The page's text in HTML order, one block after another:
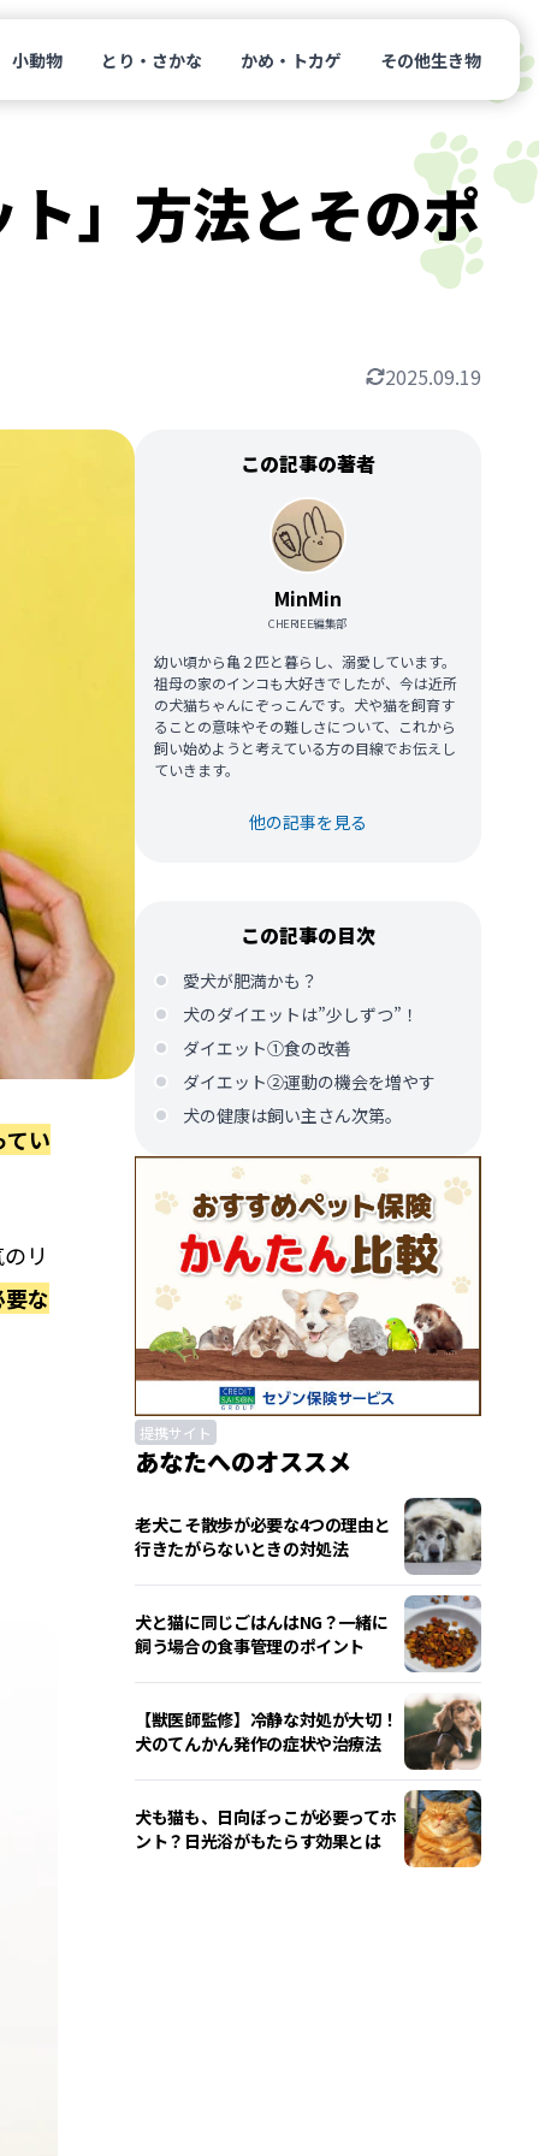
小動物 とり・さかな かめ・トカゲ その他生き物
」方法とそのポ
2025.09.19
てい
リ
な
この記事の著者
MinMin
CHERIEE編集部
幼い頃から亀２匹と暮らし、溺愛しています。
祖母の家のインコも大好きでしたが、今は近所
の犬猫ちゃんにぞっこんです。犬や猫を飼育す
ることの意味やその難しさについて、これから
飼い始めようと考えている方の目線でお伝えし
ていきます。
他の記事を見る
この記事の目次
愛犬が肥満かも？
犬のダイエットは”少しずつ”！
ダイエット①食の改善
ダイエット②運動の機会を増やす
犬の健康は飼い主さん次第。
提携サイト
あなたへのオススメ
老犬こそ散歩が必要な4つの理由と
行きたがらないときの対処法
犬と猫に同じごはんはNG？一緒に
飼う場合の食事管理のポイント
【獣医師監修】冷静な対処が大切！
犬のてんかん発作の症状や治療法
犬も猫も、日向ぼっこが必要ってホ
ント？日光浴がもたらす効果とは